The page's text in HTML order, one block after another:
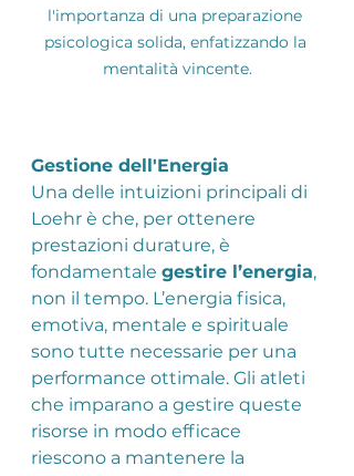
l'importanza di una preparazione
psicologica solida, enfatizzando la
mentalità vincente.
Gestione dell'Energia
Una delle intuizioni principali di
Loehr è che, per ottenere
prestazioni durature, è
fondamentale gestire l’energia,
non il tempo. L’energia fisica,
emotiva, mentale e spirituale
sono tutte necessarie per una
performance ottimale. Gli atleti
che imparano a gestire queste
risorse in modo efficace
riescono a mantenere la